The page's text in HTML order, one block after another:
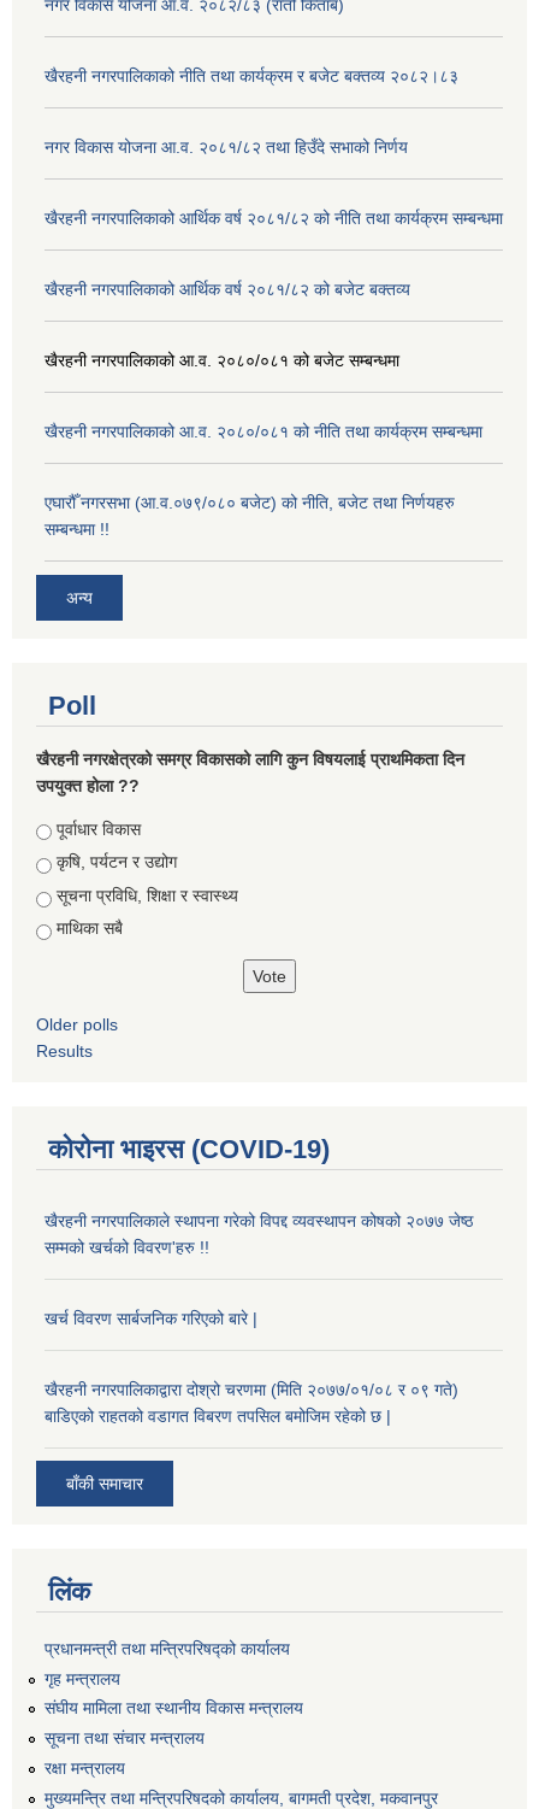
नगर विकास योजना आ.व. २०८२/८३ (रातो किताब)
खैरहनी नगरपालिकाको नीति तथा कार्यक्रम र बजेट बक्तव्य २०८२।८३
नगर विकास योजना आ.व. २०८१/८२ तथा हिउँदे सभाको निर्णय
खैरहनी नगरपालिकाको आर्थिक वर्ष २०८१/८२ को नीति तथा कार्यक्रम सम्बन्धमा
खैरहनी नगरपालिकाको आर्थिक वर्ष २०८१/८२ को बजेट बक्तव्य
खैरहनी नगरपालिकाको आ.व. २०८०/०८१ को बजेट सम्बन्धमा
खैरहनी नगरपालिकाको आ.व. २०८०/०८१ को नीति तथा कार्यक्रम सम्बन्धमा
एघारौँ नगरसभा (आ.व.०७९/०८० बजेट) को नीति, बजेट तथा निर्णयहरु
सम्बन्धमा !!
अन्य
Poll
खैरहनी नगरक्षेत्रको समग्र विकासको लागि कुन विषयलाई प्राथमिकता दिन
उपयुक्त होला ??
Choices
पूर्वाधार विकास
कृषि, पर्यटन र उद्योग
सूचना प्रविधि, शिक्षा र स्वास्थ्य
माथिका सबै
Older polls
Results
कोरोना भाइरस (COVID-19)
खैरहनी नगरपालिकाले स्थापना गरेको विपद्द व्यवस्थापन कोषको २०७७ जेष्ठ
सम्मको खर्चको विवरण'हरु !!
खर्च विवरण सार्बजनिक गरिएको बारे |
खैरहनी नगरपालिकाद्वारा दोश्रो चरणमा (मिति २०७७/०१/०८ र ०९ गते)
बाडिएको राहतको वडागत विबरण तपसिल बमोजिम रहेको छ |
बाँकी समाचार
लिंक
प्रधानमन्त्री तथा मन्त्रिपरिषद्को कार्यालय
गृह मन्त्रालय
संघीय मामिला तथा स्थानीय विकास मन्त्रालय
सूचना तथा संचार मन्त्रालय
रक्षा मन्त्रालय
मुख्यमन्त्रि तथा मन्त्रिपरिषदको कार्यालय, बागमती प्रदेश, मकवानपुर